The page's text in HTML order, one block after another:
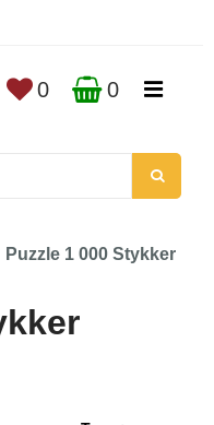
0 0
Puzzle 1 000 Stykker